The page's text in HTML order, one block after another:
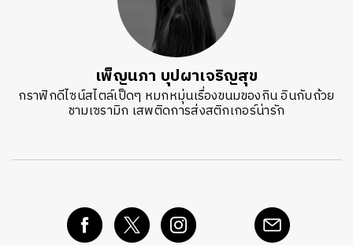
เพ็ญนภา บุปผาเจริญสุข
กราฟิกดีไซน์สไตล์เป็ดๆ หมกหมุ่นเรื่องขนมของกิน อินกับถ้วย
ชามเซรามิก เสพติดการส่งสติกเกอร์น่ารัก